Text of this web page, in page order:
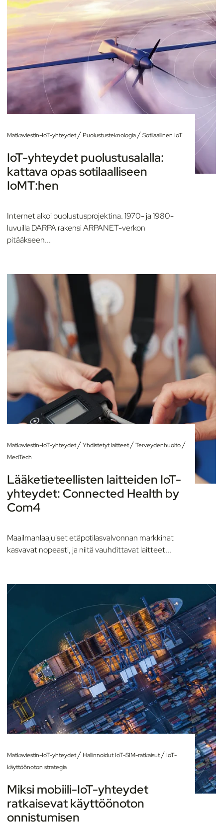
Matkaviestin-IoT-yhteydet/ Puolustusteknologia/Sotilaallinen IoT
IoT-yhteydet puolustusalalla:
kattava opas sotilaalliseen
IoMT:hen
Internet alkoi puolustusprojektina. 1970- ja 1980-
luvuilla DARPA rakensi ARPANET-verkon
pitääkseen...
Matkaviestin-IoT-yhteydet/Yhdistetyt laitteet/Terveydenhuolto/
MedTech
Lääketieteellisten laitteiden IoT-
yhteydet: Connected Health by
Com4
Maailmanlaajuiset etäpotilasvalvonnan markkinat
kasvavat nopeasti, ja niitä vauhdittavat laitteet...
Matkaviestin-IoT-yhteydet/ Hallinnoidut IoT-SIM-ratkaisut/ IoT-
käyttöönoton strategia
Miksi mobiili-IoT-yhteydet
ratkaisevat käyttöönoton
onnistumisen